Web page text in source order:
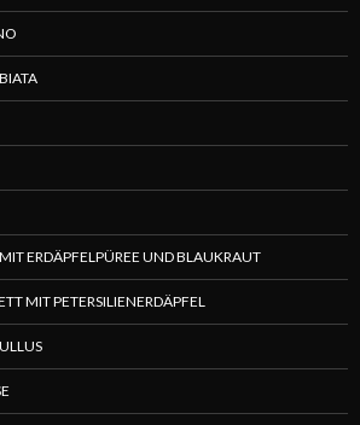
ERDÄPFELPÜREE UND BLAUKRAUT
MIT PETERSILIENERDÄPFEL